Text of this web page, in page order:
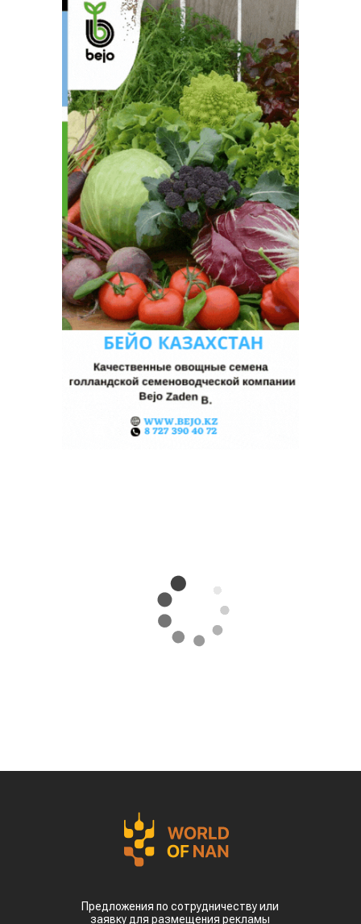
Предложения по сотрудничеству или
заявку для размещения рекламы